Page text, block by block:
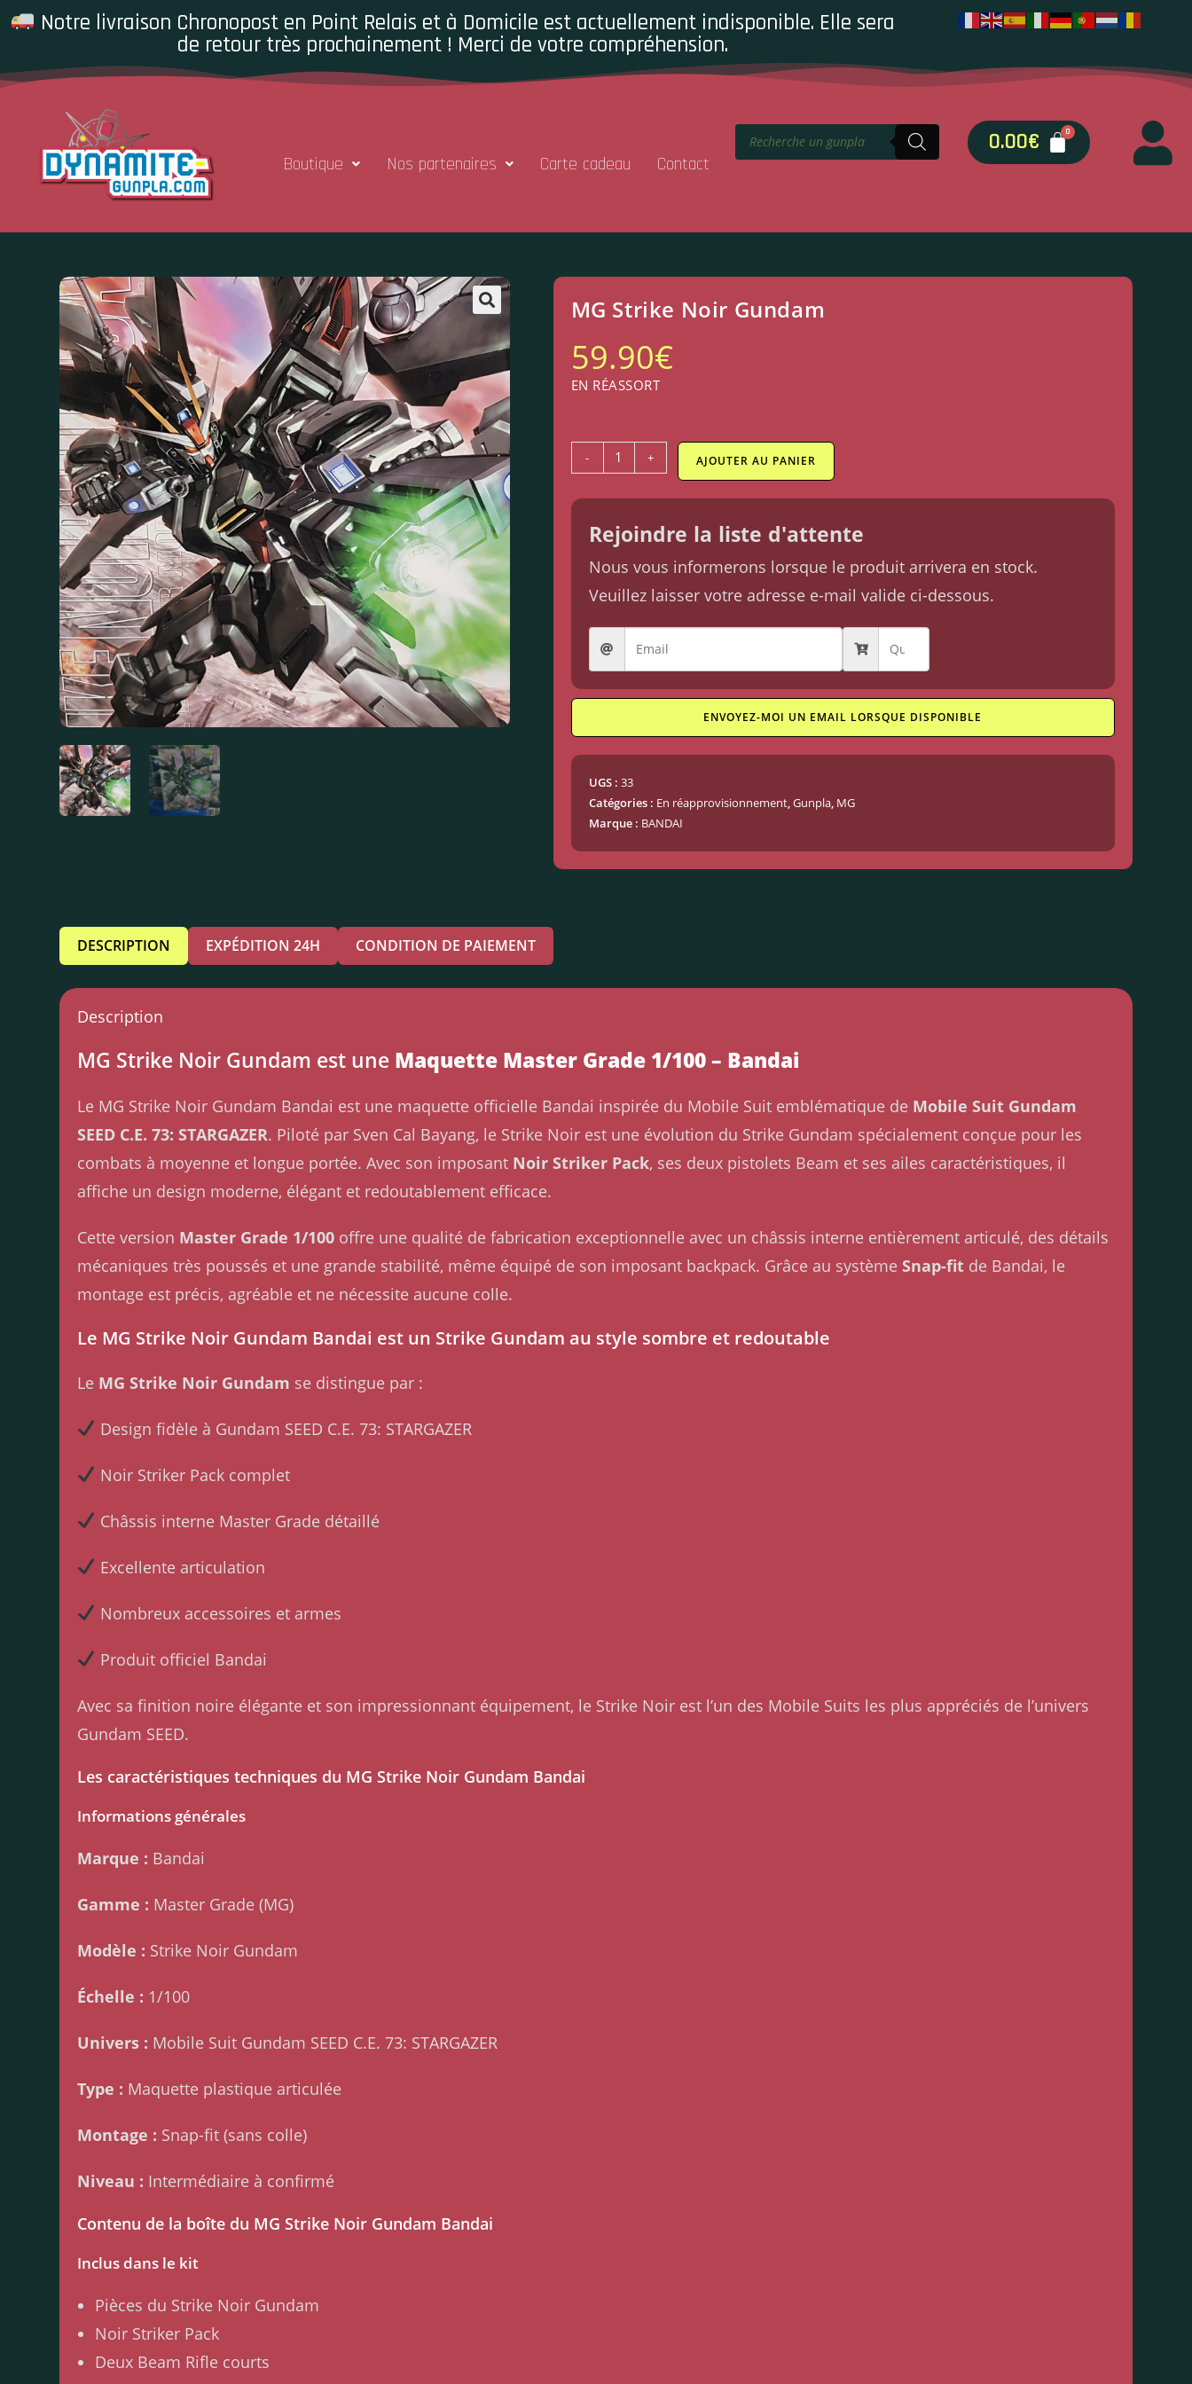
Notre livraison Chronopost en Point Relais et à Domicile est actuellement indisponible. Elle sera
de retour très prochainement ! Merci de votre compréhension.
Boutique Nos partenaires Carte cadeau Contact
0.00€
MG Strike Noir Gundam
59.90€
EN RÉASSORT
- + AJOUTER AU PANIER
Rejoindre la liste d'attente
Nous vous informerons lorsque le produit arrivera en stock.
Veuillez laisser votre adresse e-mail valide ci-dessous.
ENVOYEZ-MOI UN EMAIL LORSQUE DISPONIBLE
UGS : 33
Catégories : En réapprovisionnement, Gunpla, MG
Marque : BANDAI
DESCRIPTION EXPÉDITION 24H CONDITION DE PAIEMENT
Description
MG Strike Noir Gundam est une Maquette Master Grade 1/100 – Bandai
Le MG Strike Noir Gundam Bandai est une maquette officielle Bandai inspirée du Mobile Suit emblématique de Mobile Suit Gundam
SEED C.E. 73: STARGAZER. Piloté par Sven Cal Bayang, le Strike Noir est une évolution du Strike Gundam spécialement conçue pour les
combats à moyenne et longue portée. Avec son imposant Noir Striker Pack, ses deux pistolets Beam et ses ailes caractéristiques, il
affiche un design moderne, élégant et redoutablement efficace.
Cette version Master Grade 1/100 offre une qualité de fabrication exceptionnelle avec un châssis interne entièrement articulé, des détails
mécaniques très poussés et une grande stabilité, même équipé de son imposant backpack. Grâce au systèmeSnap-fit de Bandai, le
montage est précis, agréable et ne nécessite aucune colle.
Le MG Strike Noir Gundam Bandai est un Strike Gundam au style sombre et redoutable
Le MG Strike Noir Gundam se distingue par :
Design fidèle à Gundam SEED C.E. 73: STARGAZER
Noir Striker Pack complet
Châssis interne Master Grade détaillé
Excellente articulation
Nombreux accessoires et armes
Produit officiel Bandai
Avec sa finition noire élégante et son impressionnant équipement, le Strike Noir est l’un des Mobile Suits les plus appréciés de l’univers
Gundam SEED.
Les caractéristiques techniques du MG Strike Noir Gundam Bandai
Informations générales
Marque : Bandai
Gamme : Master Grade (MG)
Modèle : Strike Noir Gundam
Échelle : 1/100
Univers : Mobile Suit Gundam SEED C.E. 73: STARGAZER
Type : Maquette plastique articulée
Montage : Snap-fit (sans colle)
Niveau : Intermédiaire à confirmé
Contenu de la boîte du MG Strike Noir Gundam Bandai
Inclus dans le kit
Pièces du Strike Noir Gundam
Noir Striker Pack
Deux Beam Rifle courts